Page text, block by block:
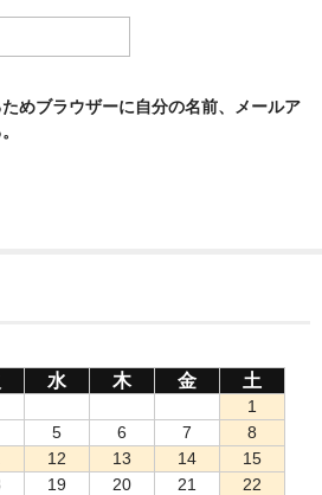
めブラウザーに自分の名前、メールア
水 木 金 土
1
5 6 7
8
12 13 14
15
19 20 21
22